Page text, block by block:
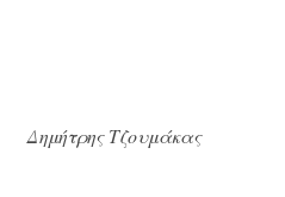
Δημήτρης Τζουμάκας